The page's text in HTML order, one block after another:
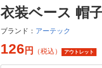
衣装ベース 帽
ブランド： アーテック
126 円 （税込） アウトレット